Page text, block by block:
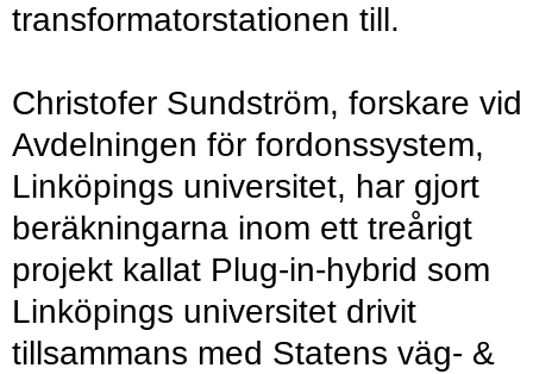
transformatorstationen till.
Christofer Sundström, forskare vid
Avdelningen för fordonssystem,
Linköpings universitet, har gjort
beräkningarna inom ett treårigt
projekt kallat Plug-in-hybrid som
Linköpings universitet drivit
tillsammans med Statens väg- &